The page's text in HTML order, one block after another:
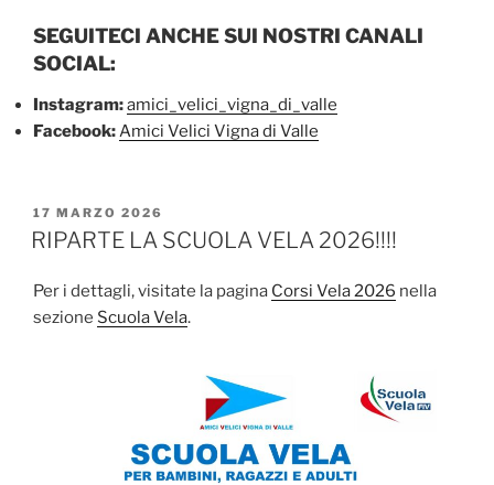
SEGUITECI ANCHE SUI NOSTRI CANALI
SOCIAL:
Instagram:amici_velici_vigna_di_valle
Facebook:Amici Velici Vigna di Valle
PUBBLICATO
IL
17 MARZO 2026
RIPARTE LA SCUOLA VELA 2026!!!!
Per i dettagli, visitate la pagina Corsi Vela 2026 nella
sezione Scuola Vela.